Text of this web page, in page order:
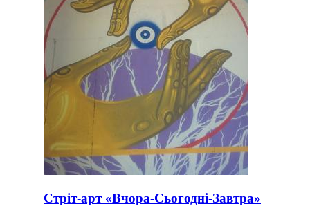
Стріт-арт «Вчора-Сьогодні-Завтра»